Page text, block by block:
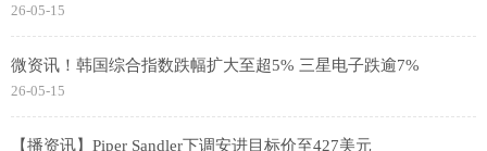
26-05-15
微资讯！韩国综合指数跌幅扩大至超5% 三星电子跌逾7%
26-05-15
【播资讯】Piper Sandler下调安进目标价至427美元